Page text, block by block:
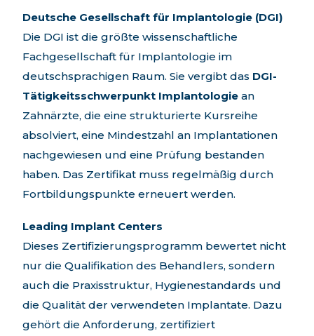
Deutsche Gesellschaft für Implantologie (DGI)
Die DGI ist die größte wissenschaftliche
Fachgesellschaft für Implantologie im
deutschsprachigen Raum. Sie vergibt das DGI-
Tätigkeitsschwerpunkt Implantologie an
Zahnärzte, die eine strukturierte Kursreihe
absolviert, eine Mindestzahl an Implantationen
nachgewiesen und eine Prüfung bestanden
haben. Das Zertifikat muss regelmäßig durch
Fortbildungspunkte erneuert werden.
Leading Implant Centers
Dieses Zertifizierungsprogramm bewertet nicht
nur die Qualifikation des Behandlers, sondern
auch die Praxisstruktur, Hygienestandards und
die Qualität der verwendeten Implantate. Dazu
gehört die Anforderung, zertifiziert